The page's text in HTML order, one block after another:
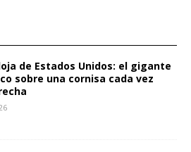
de Estados Unidos: el gigante
sobre una cornisa cada vez